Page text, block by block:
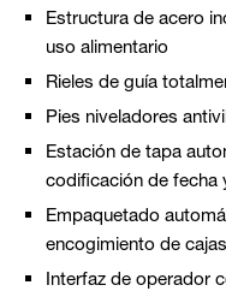
Estructura de acero
uso alimentario
Rieles de guía
Pies niveladores
Estación de tapa
codificación de fecha
Empaquetado
encogimiento de
Interfaz de operador